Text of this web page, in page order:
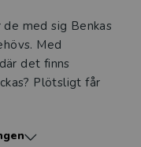
med sig Benkas
Med
det finns
Plötsligt får
i serien På